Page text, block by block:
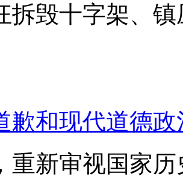
拆毁十字架、
歉和现代道德政
重新审视国家